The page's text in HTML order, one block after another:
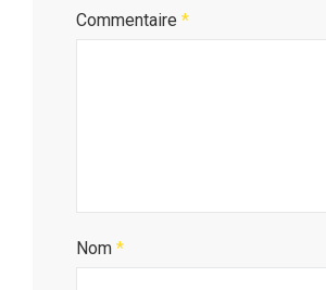
Commentaire *
Nom *